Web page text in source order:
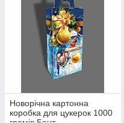
Новорічна картонна
коробка для цукерок 1000